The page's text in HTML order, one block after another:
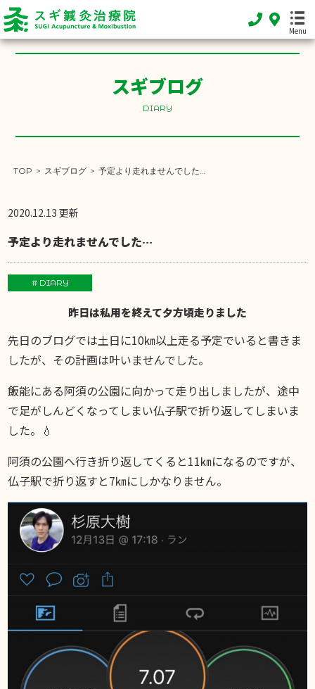
Menu
ホーム
HOME
FEATURE
店舗案内
スギブログ
DIARY
スギブログ
DIARY
TOP > スギブログ > 予定より走れませんでした…
2020.12.13 更新
予定より走れませんでした…
# DIARY
昨日は私用を終えて夕方頃走りました
先日のブログでは土日に10㎞以上走る予定でいると書きま
したが、その計画は叶いませんでした。
飯能にある阿須の公園に向かって走り出しましたが、途中
で足がしんどくなってしまい仏子駅で折り返してしまいま
した。💧
阿須の公園へ行き折り返してくると11㎞になるのですが、
仏子駅で折り返すと7㎞にしかなりません。